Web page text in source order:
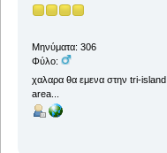
Μηνύματα: 306
Φύλο:
χαλαρα θα εμενα στην tri-island
area...